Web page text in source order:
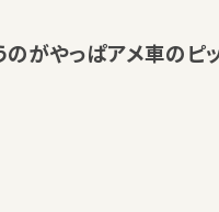
がやっぱアメ車のピ